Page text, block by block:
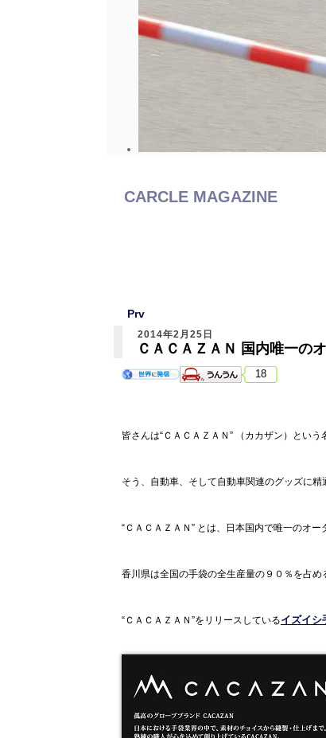
CARCLE MAGAZINE
Prv
2014年2月25日
ＣＡＣＡＺＡＮ 国内唯一の
18
皆さんは“ＣＡＣＡＺＡＮ” （カカザン）という
そう、自動車、そして自動車関連のグッズに
“ＣＡＣＡＺＡＮ” とは、日本国内で唯一のオー
香川県は全国の手袋の全生産量の９０％を占
“ＣＡＣＡＺＡＮ”をリリースしているイズイシ